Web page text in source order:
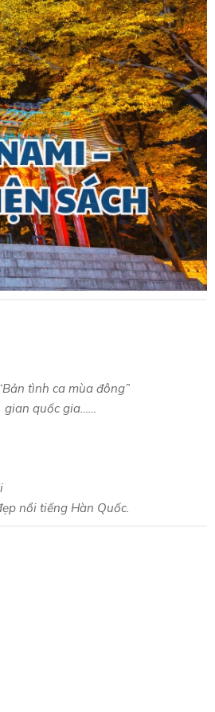
tình ca mùa đông”
tàng dân gian quốc gia……
đẹp nổi tiếng Hàn Quốc.